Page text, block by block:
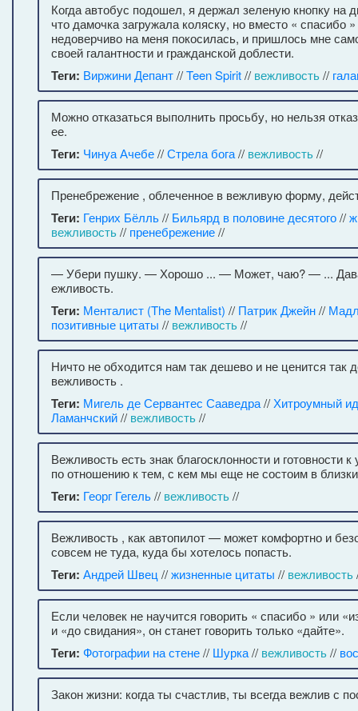
Когда автобус подошел, я держал зеленую кнопку на
что дамочка загружала коляску, но вместо « спасибо
недоверчиво на меня покосилась, и пришлось мне
своей галантности и гражданской доблести.
Теги: Виржини Депант//Teen Spirit// вежливость//
Можно отказаться выполнить просьбу, но нельзя
ее.
Теги: Чинуа Ачебе//Стрела бога// вежливость//
Пренебрежение , облеченное в вежливую форму,
Теги: Генрих Бёлль// Бильярд в половине десятого//
вежливость// пренебрежение//
— Убери пушку. — Хорошо ... — Может, чаю? — ...
ежливость.
Теги: Менталист (The Mentalist) // Патрик Джейн//
позитивные цитаты // вежливость//
Ничто не обходится нам так дешево и не ценится так
вежливость .
Теги: Мигель де Сервантес Сааведра// Хитроумный
Ламанчский// вежливость//
Вежливость есть знак благосклонности и готовности
по отношению к тем, с кем мы еще не состоим в
Теги: Георг Гегель// вежливость//
Вежливость , как автопилот — может комфортно и
совсем не туда, куда бы хотелось попасть.
Теги: Андрей Швец //жизненные цитаты // вежливость
Если человек не научится говорить « спасибо » или
и «до свидания», он станет говорить только «дайте».
Теги: Фотографии на стене// Шурка// вежливость//
Закон жизни: когда ты счастлив, ты всегда вежлив с